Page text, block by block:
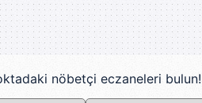
nöbetçi eczaneleri bulun!